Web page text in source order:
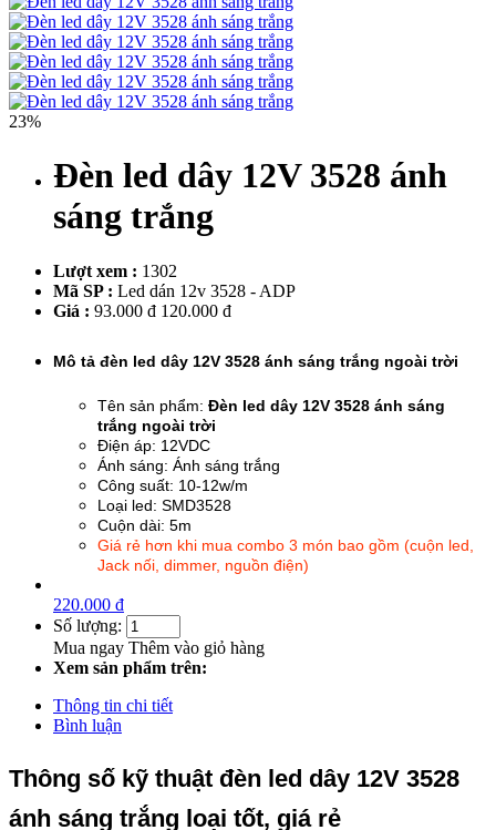
23%
Đèn led dây 12V 3528 ánh
sáng trắng
Lượt xem : 1302
Mã SP : Led dán 12v 3528 - ADP
Giá : 93.000 đ 120.000 đ
Mô tả đèn led dây 12V 3528 ánh sáng trắng ngoài trời
Tên sản phẩm: Đèn led dây 12V 3528 ánh sáng
trắng ngoài trời
Điện áp: 12VDC
Ánh sáng: Ánh sáng trắng
Công suất: 10-12w/m
Loại led: SMD3528
Cuộn dài: 5m
Giá rẻ hơn khi mua combo 3 món bao gồm (cuộn led,
Jack nối, dimmer, nguồn điện)
220.000 đ
Số lượng:
Mua ngay Thêm vào giỏ hàng
Xem sản phẩm trên:
Thông tin chi tiết
Bình luận
Thông số kỹ thuật đèn led dây 12V 3528
ánh sáng trắng loại tốt, giá rẻ